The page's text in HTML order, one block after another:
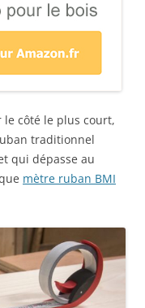
le côté le plus court,
traditionnel
qui dépasse au
mètre ruban BMI